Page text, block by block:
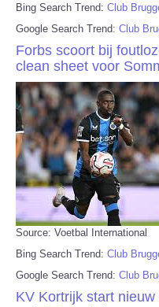
Bing Search Trend: Club
Google Search Trend: Club
Forbs scoort bij
clean sheet voor
Source: Voetbal International
Bing Search Trend: Club
Google Search Trend: Club
KV Kortrijk start